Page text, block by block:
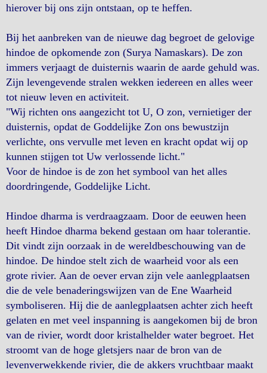
hierover bij ons zijn ontstaan, op te heffen.
Bij het aanbreken van de nieuwe dag begroet de gelovige
hindoe de opkomende zon (Surya Namaskars). De zon
immers verjaagt de duisternis waarin de aarde gehuld was.
Zijn levengevende stralen wekken iedereen en alles weer
tot nieuw leven en activiteit.
"Wij richten ons aangezicht tot U, O zon, vernietiger der
duisternis, opdat de Goddelijke Zon ons bewustzijn
verlichte, ons vervulle met leven en kracht opdat wij op
kunnen stijgen tot Uw verlossende licht."
Voor de hindoe is de zon het symbool van het alles
doordringende, Goddelijke Licht.
Hindoe dharma is verdraagzaam. Door de eeuwen heen
heeft Hindoe dharma bekend gestaan om haar tolerantie.
Dit vindt zijn oorzaak in de wereldbeschouwing van de
hindoe. De hindoe stelt zich de waarheid voor als een
grote rivier. Aan de oever ervan zijn vele aanlegplaatsen
die de vele benaderingswijzen van de Ene Waarheid
symboliseren. Hij die de aanlegplaatsen achter zich heeft
gelaten en met veel inspanning is aangekomen bij de bron
van de rivier, wordt door kristalhelder water begroet. Het
stroomt van de hoge gletsjers naar de bron van de
levenverwekkende rivier, die de akkers vruchtbaar maakt